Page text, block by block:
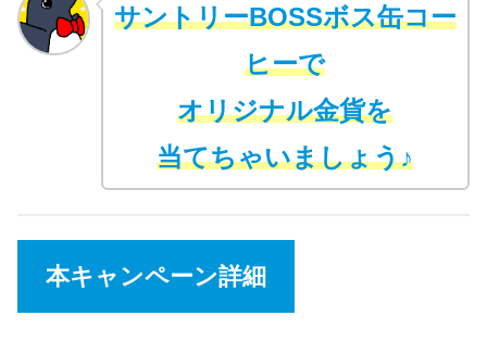
サントリーBOSSボス缶コー
ヒーで
オリジナル金貨を
当てちゃいましょう♪
本キャンペーン詳細